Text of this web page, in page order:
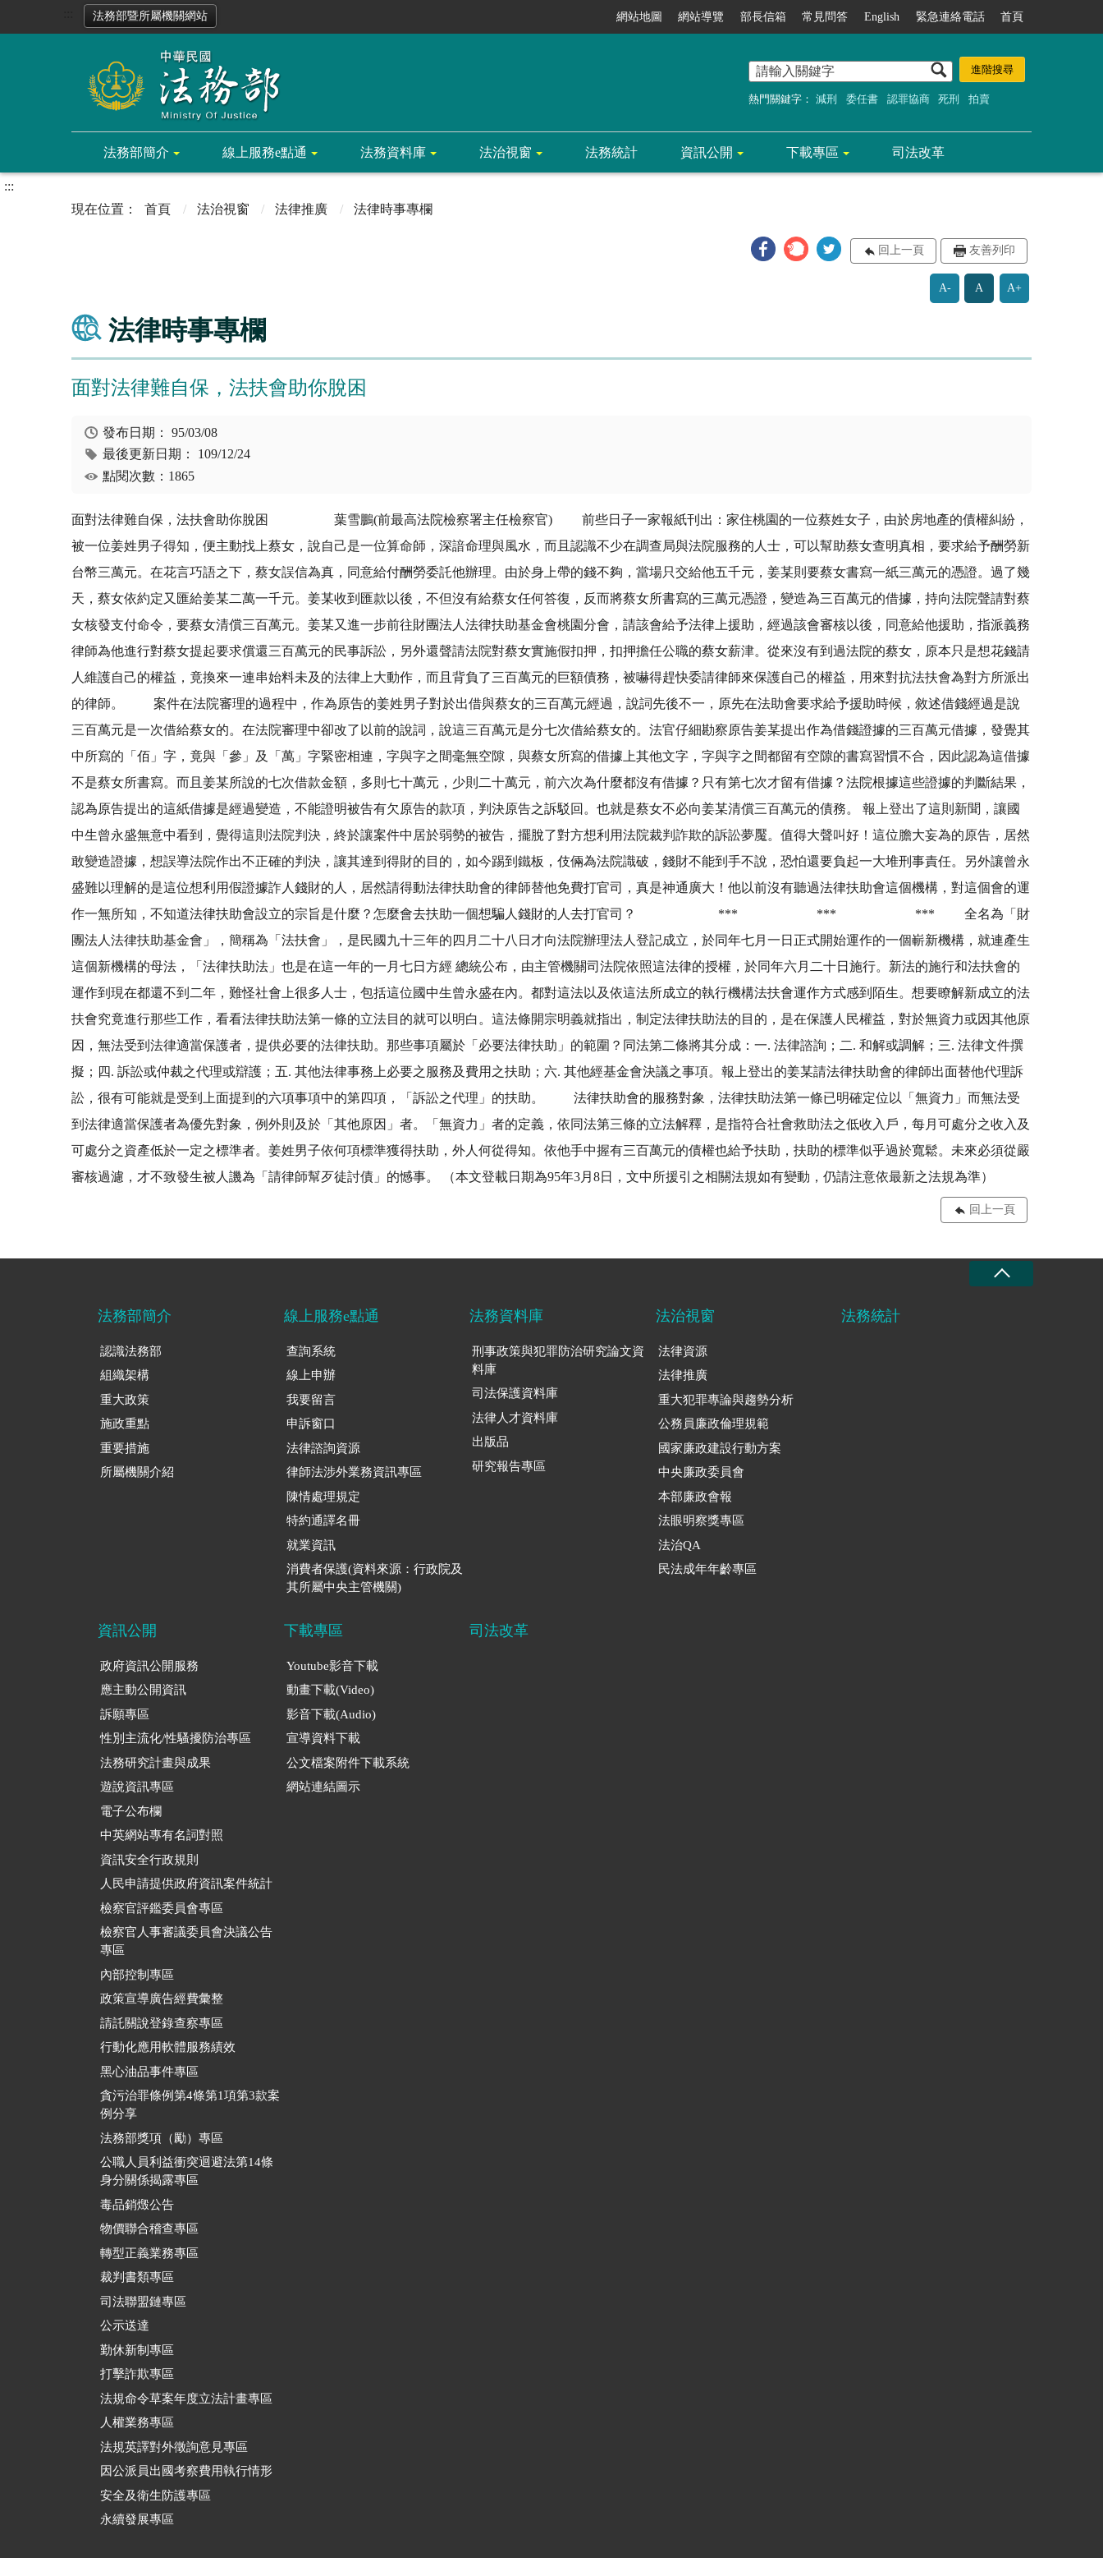
法務部暨所屬機關網站 網站地圖 網站導覽 部長信箱 常見問答 English 緊急連絡電話 首頁
熱門關鍵字： 減刑 委任書 認罪協商 死刑 拍賣
法務部簡介 線上服務e點通 法務資料庫 法治視窗 法務統計 資訊公開 下載專區 司法改革
:::
首頁
法治視窗 法律推廣 法律時事專欄
回上一頁 友善列印
A- A A+
法律時事專欄
面對法律難自保，法扶會助你脫困
發布日期：95/03/08
最後更新日期： 109/12/24
點閱次數：1865
面對法律難自保，法扶會助你脫困 葉雪鵬(前最高法院檢察署主任檢察官) 前些日子一家報紙刊出：家住桃園的一位蔡姓女子，由於房地產的債權糾紛，
被一位姜姓男子得知，便主動找上蔡女，說自己是一位算命師，深諳命理與風水，而且認識不少在調查局與法院服務的人士，可以幫助蔡女查明真相，要求給予酬勞新
台幣三萬元。在花言巧語之下，蔡女誤信為真，同意給付酬勞委託他辦理。由於身上帶的錢不夠，當場只交給他五千元，姜某則要蔡女書寫一紙三萬元的憑證。過了幾
天，蔡女依約定又匯給姜某二萬一千元。姜某收到匯款以後，不但沒有給蔡女任何答復，反而將蔡女所書寫的三萬元憑證，變造為三百萬元的借據，持向法院聲請對蔡
女核發支付命令，要蔡女清償三百萬元。姜某又進一步前往財團法人法律扶助基金會桃園分會，請該會給予法律上援助，經過該會審核以後，同意給他援助，指派義務
律師為他進行對蔡女提起要求償還三百萬元的民事訴訟，另外還聲請法院對蔡女實施假扣押，扣押擔任公職的蔡女薪津。從來沒有到過法院的蔡女，原本只是想花錢請
人維護自己的權益，竟換來一連串始料未及的法律上大動作，而且背負了三百萬元的巨額債務，被嚇得趕快委請律師來保護自己的權益，用來對抗法扶會為對方所派出
的律師。 案件在法院審理的過程中，作為原告的姜姓男子對於出借與蔡女的三百萬元經過，說詞先後不一，原先在法助會要求給予援助時候，敘述借錢經過是說
三百萬元是一次借給蔡女的。在法院審理中卻改了以前的說詞，說這三百萬元是分七次借給蔡女的。法官仔細勘察原告姜某提出作為借錢證據的三百萬元借據，發覺其
中所寫的「佰」字，竟與「參」及「萬」字緊密相連，字與字之間毫無空隙，與蔡女所寫的借據上其他文字，字與字之間都留有空隙的書寫習慣不合，因此認為這借據
不是蔡女所書寫。而且姜某所說的七次借款金額，多則七十萬元，少則二十萬元，前六次為什麼都沒有借據？只有第七次才留有借據？法院根據這些證據的判斷結果，
認為原告提出的這紙借據是經過變造，不能證明被告有欠原告的款項，判決原告之訴駁回。也就是蔡女不必向姜某清償三百萬元的債務。 報上登出了這則新聞，讓國
中生曾永盛無意中看到，覺得這則法院判決，終於讓案件中居於弱勢的被告，擺脫了對方想利用法院裁判詐欺的訴訟夢魘。值得大聲叫好！這位膽大妄為的原告，居然
敢變造證據，想誤導法院作出不正確的判決，讓其達到得財的目的，如今踢到鐵板，伎倆為法院識破，錢財不能到手不說，恐怕還要負起一大堆刑事責任。另外讓曾永
盛難以理解的是這位想利用假證據詐人錢財的人，居然請得動法律扶助會的律師替他免費打官司，真是神通廣大！他以前沒有聽過法律扶助會這個機構，對這個會的運
作一無所知，不知道法律扶助會設立的宗旨是什麼？怎麼會去扶助一個想騙人錢財的人去打官司？ *** *** *** 全名為「財
團法人法律扶助基金會」，簡稱為「法扶會」，是民國九十三年的四月二十八日才向法院辦理法人登記成立，於同年七月一日正式開始運作的一個嶄新機構，就連產生
這個新機構的母法，「法律扶助法」也是在這一年的一月七日方經 總統公布，由主管機關司法院依照這法律的授權，於同年六月二十日施行。新法的施行和法扶會的
運作到現在都還不到二年，難怪社會上很多人士，包括這位國中生曾永盛在內。都對這法以及依這法所成立的執行機構法扶會運作方式感到陌生。想要瞭解新成立的法
扶會究竟進行那些工作，看看法律扶助法第一條的立法目的就可以明白。這法條開宗明義就指出，制定法律扶助法的目的，是在保護人民權益，對於無資力或因其他原
因，無法受到法律適當保護者，提供必要的法律扶助。那些事項屬於「必要法律扶助」的範圍？同法第二條將其分成：一. 法律諮詢；二. 和解或調解；三. 法律文件撰
擬；四. 訴訟或仲裁之代理或辯護；五. 其他法律事務上必要之服務及費用之扶助；六. 其他經基金會決議之事項。報上登出的姜某請法律扶助會的律師出面替他代理訴
訟，很有可能就是受到上面提到的六項事項中的第四項，「訴訟之代理」的扶助。 法律扶助會的服務對象，法律扶助法第一條已明確定位以「無資力」而無法受
到法律適當保護者為優先對象，例外則及於「其他原因」者。「無資力」者的定義，依同法第三條的立法解釋，是指符合社會救助法之低收入戶，每月可處分之收入及
可處分之資產低於一定之標準者。姜姓男子依何項標準獲得扶助，外人何從得知。依他手中握有三百萬元的債權也給予扶助，扶助的標準似乎過於寬鬆。未來必須從嚴
審核過濾，才不致發生被人譏為「請律師幫歹徒討債」的憾事。 （本文登載日期為95年3月8日，文中所援引之相關法規如有變動，仍請注意依最新之法規為準）
回上一頁
法務部簡介
認識法務部
組織架構
重大政策
施政重點
重要措施
所屬機關介紹
線上服務e點通
查詢系統
線上申辦
我要留言
申訴窗口
法律諮詢資源
律師法涉外業務資訊專區
陳情處理規定
特約通譯名冊
就業資訊
消費者保護(資料來源：行政院及
其所屬中央主管機關)
法務資料庫
刑事政策與犯罪防治研究論文資
料庫
司法保護資料庫
法律人才資料庫
出版品
研究報告專區
法治視窗
法律資源
法律推廣
重大犯罪專論與趨勢分析
公務員廉政倫理規範
國家廉政建設行動方案
中央廉政委員會
本部廉政會報
法眼明察獎專區
法治QA
民法成年年齡專區
法務統計
資訊公開
政府資訊公開服務
應主動公開資訊
訴願專區
性別主流化/性騷擾防治專區
法務研究計畫與成果
遊說資訊專區
電子公布欄
中英網站專有名詞對照
資訊安全行政規則
人民申請提供政府資訊案件統計
檢察官評鑑委員會專區
檢察官人事審議委員會決議公告
專區
內部控制專區
政策宣導廣告經費彙整
請託關說登錄查察專區
行動化應用軟體服務績效
黑心油品事件專區
貪污治罪條例第4條第1項第3款案
例分享
法務部獎項（勵）專區
公職人員利益衝突迴避法第14條
身分關係揭露專區
毒品銷燬公告
物價聯合稽查專區
轉型正義業務專區
裁判書類專區
司法聯盟鏈專區
公示送達
勤休新制專區
打擊詐欺專區
法規命令草案年度立法計畫專區
人權業務專區
法規英譯對外徵詢意見專區
因公派員出國考察費用執行情形
安全及衛生防護專區
永續發展專區
下載專區
Youtube影音下載
動畫下載(Video)
影音下載(Audio)
宣導資料下載
公文檔案附件下載系統
網站連結圖示
司法改革